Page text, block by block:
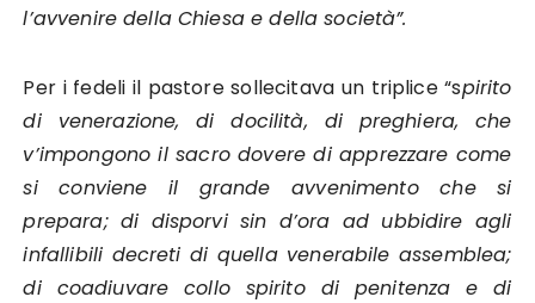
l’avvenire della Chiesa e della società”.
Per i fedeli il pastore sollecitava un triplice “spirito
di venerazione, di docilità, di preghiera, che
v’impongono il sacro dovere di apprezzare come
si conviene il grande avvenimento che si
prepara; di disporvi sin d’ora ad ubbidire agli
infallibili decreti di quella venerabile assemblea;
di coadiuvare collo spirito di penitenza e di